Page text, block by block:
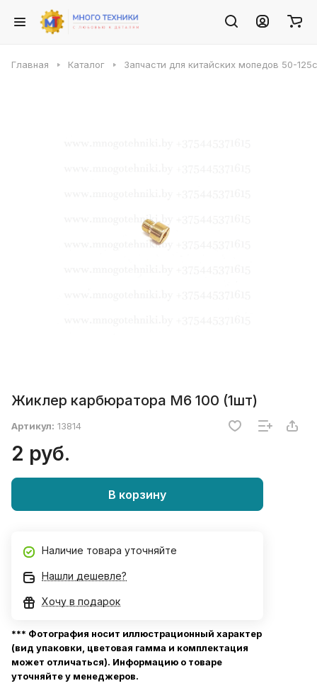
Главная Каталог Запчасти для китайских мопедов 50-
Жиклер карбюратора М6 100 (1шт)
Артикул: 13814
2 руб.
В корзину
Наличие товара уточняйте
Нашли дешевле?
Хочу в подарок
*** Фотография носит иллюстрационный характер
(вид упаковки, цветовая гамма и комплектация
может отличаться). Информацию о товаре
уточняйте у менеджеров.